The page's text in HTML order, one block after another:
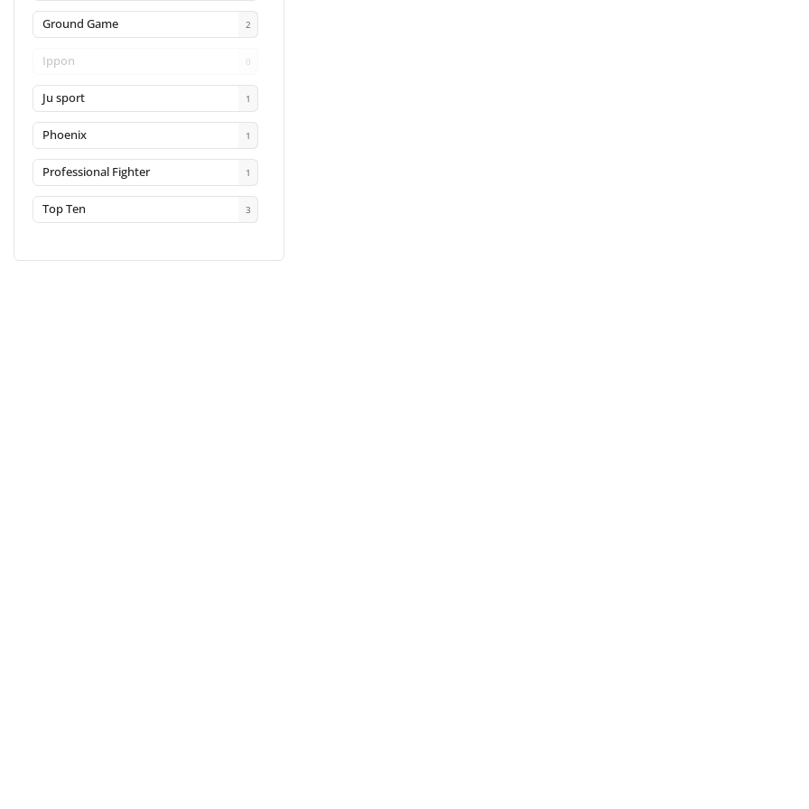
Ground Game 2
Ippon 0
Ju sport 1
Phoenix 1
Professional Fighter 1
Top Ten 3